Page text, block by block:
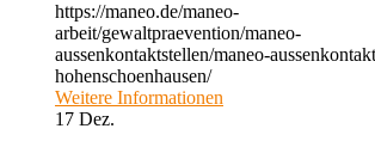
https://maneo.de/maneo-
arbeit/gewaltpraevention/maneo-
aussenkontaktstellen/maneo-
hohenschoenhausen/
Weitere Informationen
17 Dez.